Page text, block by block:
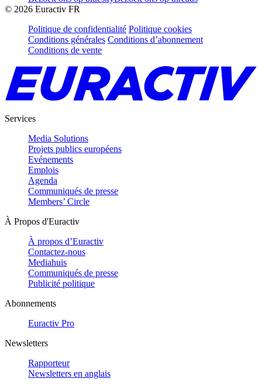
© 2026 Euractiv FR
Politique de confidentialité Politique cookies
Conditions générales Conditions d’abonnement
Conditions de vente
Services
Media Solutions
Projets publics européens
Evénements
Emplois
Agenda
Communiqués de presse
Members’ Circle
À Propos d'Euractiv
À propos d’Euractiv
Contactez-nous
Mediahuis
Communiqués de presse
Publicité politique
Abonnements
Euractiv Pro
Newsletters
Rapporteur
Newsletters en anglais